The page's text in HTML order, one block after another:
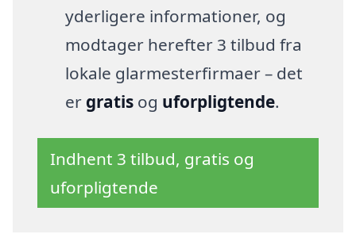
yderligere informationer, og
modtager herefter 3 tilbud fra
lokale glarmesterfirmaer – det
er gratisog uforpligtende.
Indhent 3 tilbud, gratis og
uforpligtende